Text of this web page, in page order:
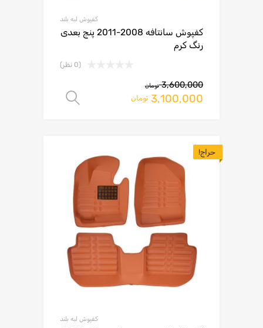
کفپوش لبه بلند
کفپوش سانتافه 2008-2011 پنج بعدی
رنگ کرم
(0 نظر)
3,600,000 تومان
3,100,000 تومان
حراج!
کفپوش لبه بلند